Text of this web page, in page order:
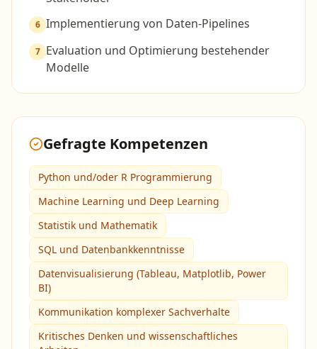
6 Implementierung von Daten-Pipelines
7 Evaluation und Optimierung bestehender
Modelle
Gefragte Kompetenzen
Python und/oder R Programmierung
Machine Learning und Deep Learning
Statistik und Mathematik
SQL und Datenbankkenntnisse
Datenvisualisierung (Tableau, Matplotlib, Power
BI)
Kommunikation komplexer Sachverhalte
Kritisches Denken und wissenschaftliches